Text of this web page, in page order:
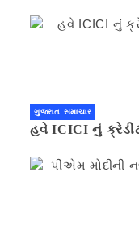
ગુજરાત સમાચાર
હવે ICICI નું